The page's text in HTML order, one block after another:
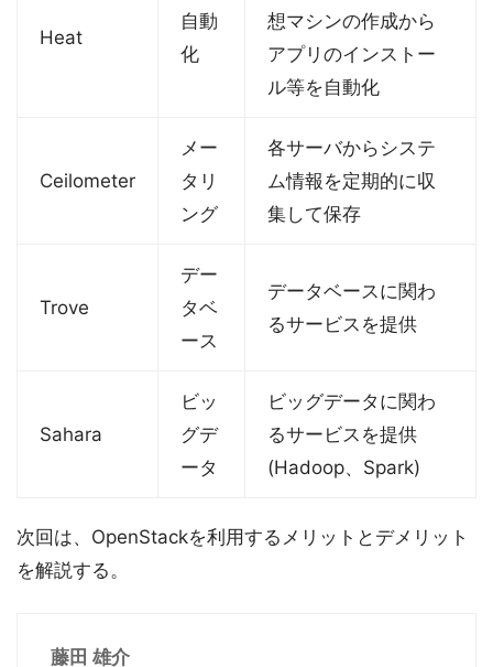
Heat
自動
化
想マシンの作成から
アプリのインストー
ル等を自動化
Ceilometer
メー
タリ
ング
各サーバからシステ
ム情報を定期的に収
集して保存
Trove
デー
タベ
ース
データベースに関わ
るサービスを提供
Sahara
ビッ
グデ
ータ
ビッグデータに関わ
るサービスを提供
(Hadoop、Spark)
次回は、OpenStackを利用するメリットとデメリット
を解説する。
藤田 雄介